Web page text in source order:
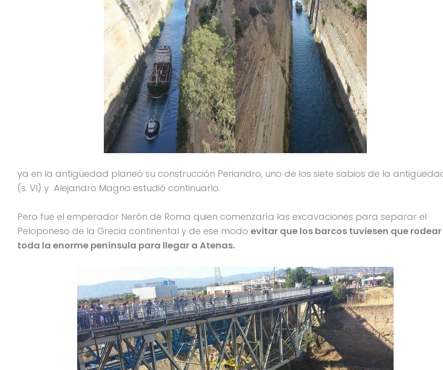
ya en la antigüedad planeó su construcción Periandro, uno de los siete sabios de la
(s. VI) y Alejandro Magno estudió continuarlo.
Pero fue el emperador Nerón de Roma quien comenzaría las excavaciones para separar el
Peloponeso de la Grecia continental y de ese modo evitar que los barcos tuviesen que rodear
toda la enorme península para llegar a Atenas.